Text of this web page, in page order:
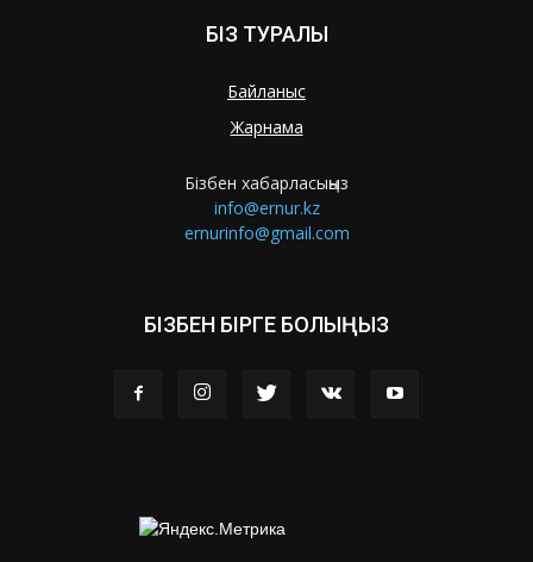
БІЗ ТУРАЛЫ
Байланыс
Жарнама
Бізбен хабарласыңыз
info@ernur.kz
ernurinfo@gmail.com
БІЗБЕН БІРГЕ БОЛЫҢЫЗ